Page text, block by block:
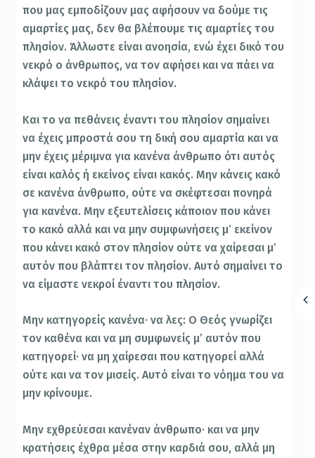
που μας εμποδίζουν μας αφήσουν να δούμε τις
αμαρτίες μας, δεν θα βλέπουμε τις αμαρτίες του
πλησίον. Άλλωστε είναι ανοησία, ενώ έχει δικό του
νεκρό ο άνθρωπος, να τον αφήσει και να πάει να
κλάψει το νεκρό του πλησίον.
Και το να πεθάνεις έναντι του πλησίον σημαίνει
να έχεις μπροστά σου τη δική σου αμαρτία και να
μην έχεις μέριμνα για κανένα άνθρωπο ότι αυτός
είναι καλός ή εκείνος είναι κακός. Μην κάνεις κακό
σε κανένα άνθρωπο, ούτε να σκέφτεσαι πονηρά
για κανένα. Μην εξευτελίσεις κάποιον που κάνει
το κακό αλλά και να μην συμφωνήσεις μ’ εκείνον
που κάνει κακό στον πλησίον ούτε να χαίρεσαι μ’
αυτόν που βλάπτει τον πλησίον. Αυτό σημαίνει το
να είμαστε νεκροί έναντι του πλησίον.
Μην κατηγορείς κανένα· να λες: Ο Θεός γνωρίζει
τον καθένα και να μη συμφωνείς μ’ αυτόν που
κατηγορεί· να μη χαίρεσαι που κατηγορεί αλλά
ούτε και να τον μισείς. Αυτό είναι το νόημα του να
μην κρίνουμε.
Μην εχθρεύεσαι κανέναν άνθρωπο· και να μην
κρατήσεις έχθρα μέσα στην καρδιά σου, αλλά μη